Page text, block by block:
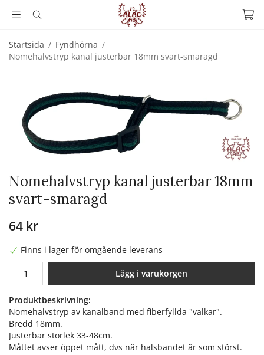
Startsida / Fyndhörna /
Nomehalvstryp kanal justerbar 18mm svart-smaragd
Nomehalvstryp kanal justerbar 18mm
svart-smaragd
64 kr
Finns i lager för omgående leverans
Lägg i varukorgen
Produktbeskrivning:
Nomehalvstryp av kanalband med fiberfyllda "valkar".
Bredd 18mm.
Justerbar storlek 33-48cm.
Måttet avser öppet mått, dvs när halsbandet är som störst.